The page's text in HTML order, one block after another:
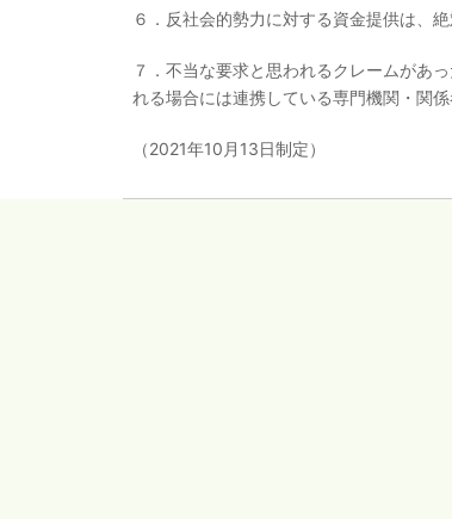
６．反社会的勢力に対する資金提供は、絶
７．不当な要求と思われるクレームがあ
れる場合には連携している専門機関・関
（2021年10月13日制定）